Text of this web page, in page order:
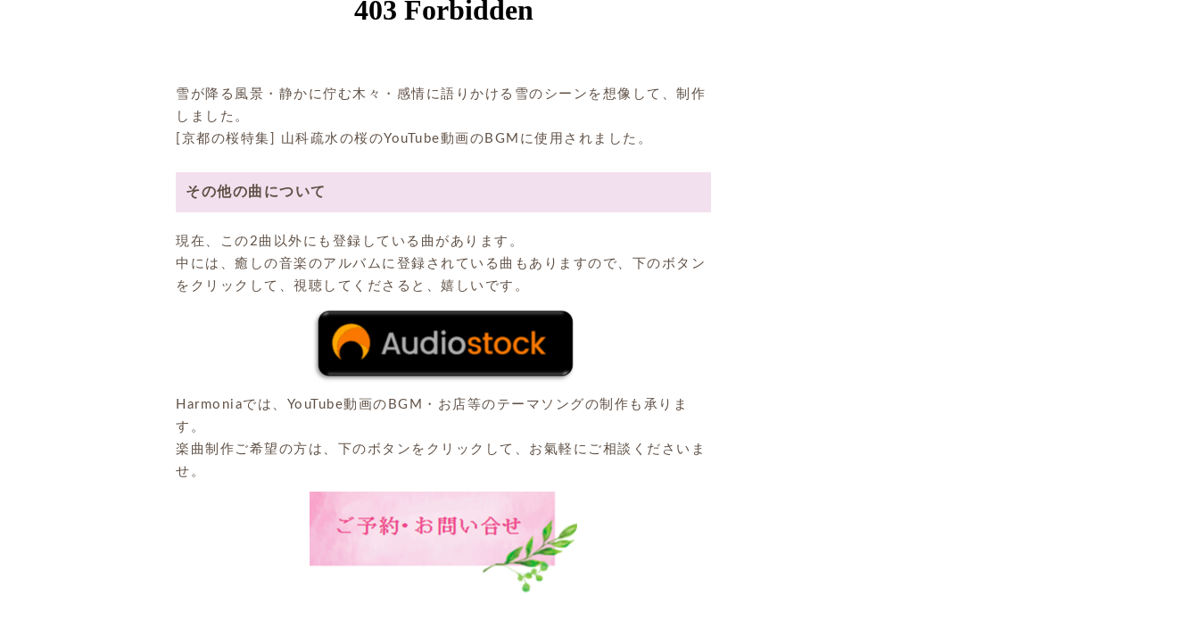
雪が降る風景・静かに佇む木々・感情に語りかける雪のシーンを想像して、制作
しました。
[京都の桜特集] 山科疏水の桜のYouTube動画のBGMに使用されました。
その他の曲について
現在、この2曲以外にも登録している曲があります。
中には、癒しの音楽のアルバムに登録されている曲もありますので、下のボタン
をクリックして、視聴してくださると、嬉しいです。
Harmoniaでは、YouTube動画のBGM・お店等のテーマソングの制作も承りま
す。
楽曲制作ご希望の方は、下のボタンをクリックして、お氣軽にご相談くださいま
せ。